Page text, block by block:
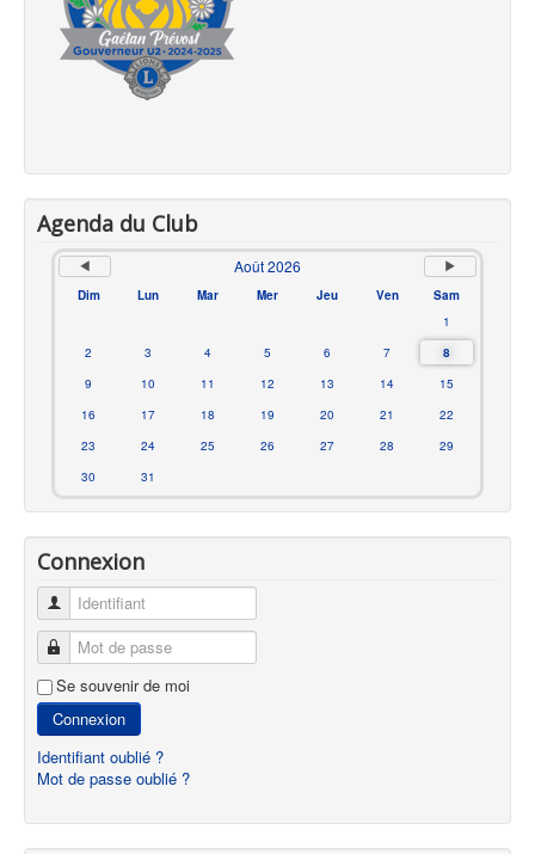
Agenda du Club
Août 2026
Dim Lun Mar Mer Jeu Ven
Sam
1
2
3 4 5 6 7
8
9
10 11 12 13 14
15
16
17 18 19 20 21
22
23
24 25 26 27 28
29
30
31
Connexion
Identifiant
Mot de passe
Se souvenir de moi
Connexion
Identifiant oublié ?
Mot de passe oublié ?